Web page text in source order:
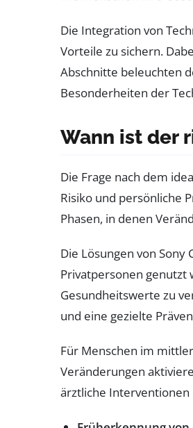
Die Integration von
Vorteile zu sichern.
Abschnitte beleuchten
Besonderheiten der
Wann ist der
Die Frage nach dem
Risiko und persönliche
Phasen, in denen
Die Lösungen von Sony
Privatpersonen genutzt
Gesundheitswerte zu
und eine gezielte
Für Menschen im
Veränderungen
ärztliche